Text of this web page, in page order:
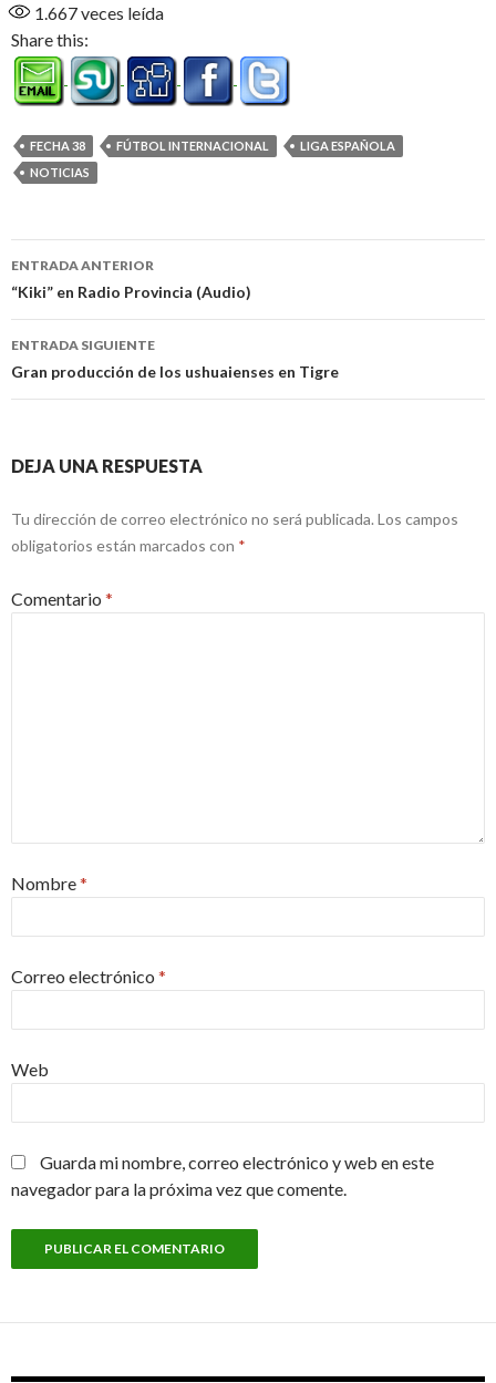
1.667veces leída
Share this:
FECHA 38 FÚTBOL INTERNACIONAL
LIGA ESPAÑOLA
NOTICIAS
Navegación
de
entradas
ENTRADA ANTERIOR
“Kiki” en Radio Provincia (Audio)
ENTRADA SIGUIENTE
Gran producción de los ushuaienses en Tigre
DEJA UNA RESPUESTA
Tu dirección de correo electrónico no será publicada. Los campos
obligatorios están marcados con *
Comentario *
Nombre*
Correo electrónico *
Web
Guarda mi nombre, correo electrónico y web en este
navegador para la próxima vez que comente.